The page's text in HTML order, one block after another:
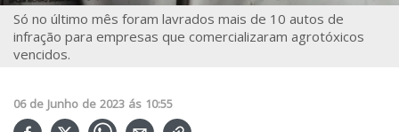
Só no último mês foram lavrados mais de 10 autos de
infração para empresas que comercializaram agrotóxicos
vencidos.
06 de Junho de 2023 ás 10:55